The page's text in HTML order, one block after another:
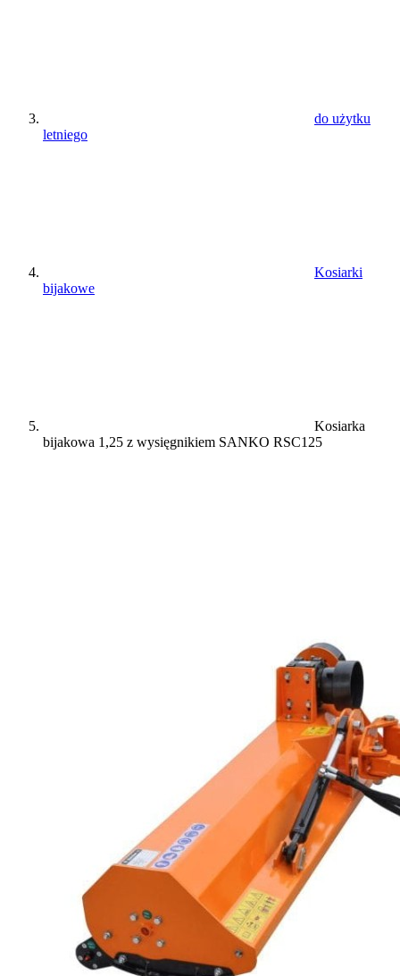
do użytku
letniego
Kosiarki
bijakowe
Kosiarka
bijakowa 1,25 z wysięgnikiem SANKO RSC125